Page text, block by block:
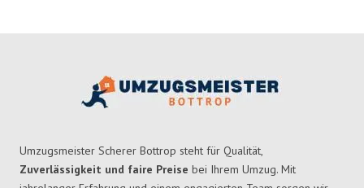
Umzugsmeister Scherer Bottrop steht für Qualität,
Zuverlässigkeit und faire Preise bei Ihrem Umzug. Mit